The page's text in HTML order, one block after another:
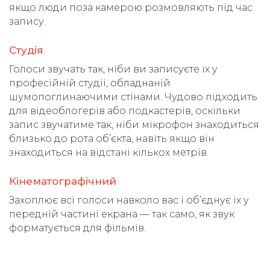
якщо люди поза камерою розмовляють під час
запису.
Студія
Голоси звучать так, ніби ви записуєте їх у
професійній студії, обладнаній
шумопоглинаючими стінами. Чудово підходить
для відеоблогерів або подкастерів, оскільки
запис звучатиме так, ніби мікрофон знаходиться
близько до рота об’єкта, навіть якщо він
знаходиться на відстані кількох метрів.
Кінематографічний
Захоплює всі голоси навколо вас і об’єднує їх у
передній частині екрана — так само, як звук
форматується для фільмів.